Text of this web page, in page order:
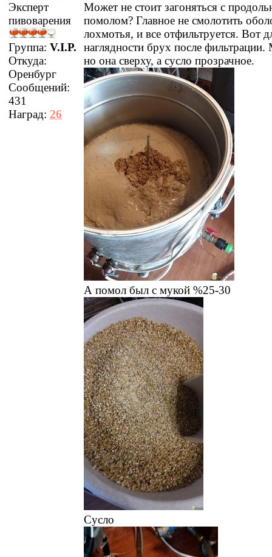
Эксперт
пивоварения
Группа: V.I.P.
Откуда:
Оренбург
Сообщений:
431
Наград: 26
Может не стоит загоняться с
помолом? Главное не смолотить
лохмотья, и все отфильтруется. Вот
наглядности брух после фильтрации.
но она сверху, а сусло прозрачное.
А помол был с мукой %25-30
Сусло